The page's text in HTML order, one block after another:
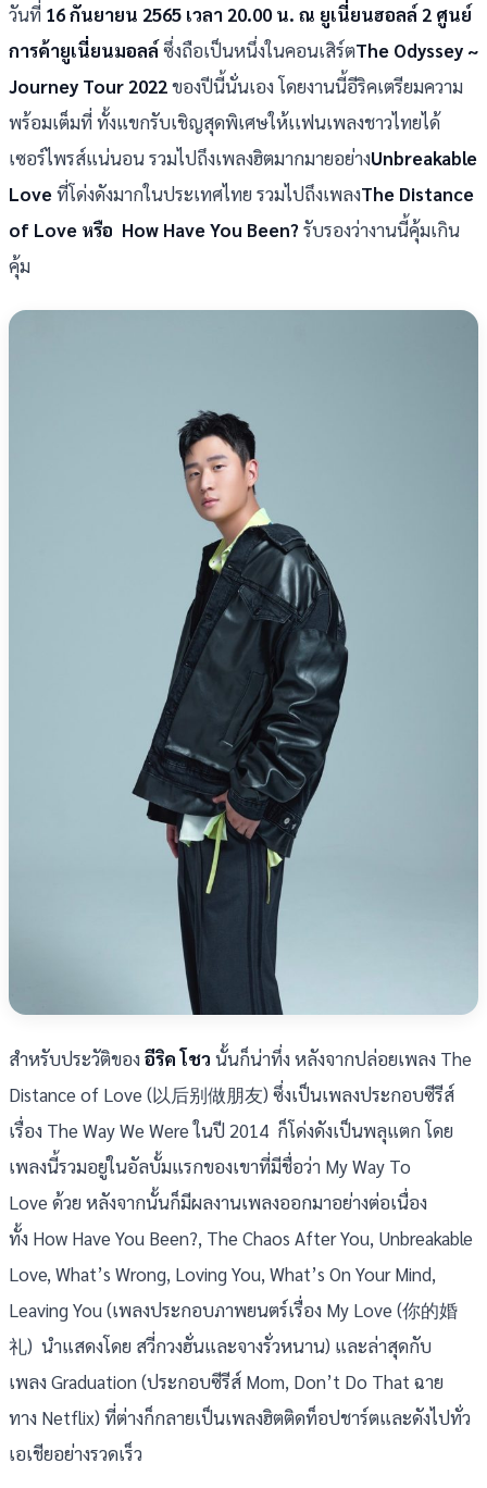
วันที่ 16 กันยายน 2565 เวลา 20.00 น. ณ ยูเนี่ยนฮอลล์ 2 ศูนย์
การค้ายูเนี่ยนมอลล์ ซึ่งถือเป็นหนึ่งในคอนเสิร์ตThe Odyssey ~
Journey Tour 2022ของปีนี้นั่นเอง โดยงานนี้อีริคเตรียมความ
พร้อมเต็มที่ ทั้งแขกรับเชิญสุดพิเศษให้เเฟนเพลงชาวไทยได้
เซอร์ไพรส์แน่นอน รวมไปถึงเพลงฮิตมากมายอย่างUnbreakable
Loveที่โด่งดังมากในประเทศไทย รวมไปถึงเพลงThe Distance
of Love หรือ How Have You Been? รับรองว่างานนี้คุ้มเกิน
คุ้ม
สำหรับประวัติของ อีริค โชว นั้นก็น่าทึ่ง หลังจากปล่อยเพลง The
Distance of Love (以后别做朋友) ซึ่งเป็นเพลงประกอบซีรีส์
เรื่อง The Way We Were ในปี 2014 ก็โด่งดังเป็นพลุแตก โดย
เพลงนี้รวมอยู่ในอัลบั้มแรกของเขาที่มีชื่อว่า My Way To
Love ด้วย หลังจากนั้นก็มีผลงานเพลงออกมาอย่างต่อเนื่อง
ทั้ง How Have You Been?, The Chaos After You, Unbreakable
Love, What’s Wrong, Loving You, What’s On Your Mind,
Leaving You (เพลงประกอบภาพยนตร์เรื่อง My Love (你的婚
礼) นำแสดงโดย สวี่กวงฮั่นและจางรั่วหนาน) และล่าสุดกับ
เพลง Graduation (ประกอบซีรีส์ Mom, Don’t Do That ฉาย
ทาง Netflix) ที่ต่างก็กลายเป็นเพลงฮิตติดท็อปชาร์ตและดังไปทั่ว
เอเชียอย่างรวดเร็ว